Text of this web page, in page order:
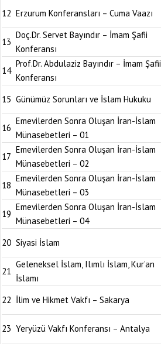
12 Erzurum Konferansları – Cuma Vaazı
13
Doç.Dr. Servet Bayındır – İmam Şafii
Konferansı
14
Prof.Dr. Abdulaziz Bayındır – İmam Şafii
Konferansı
15 Günümüz Sorunları ve İslam Hukuku
16
Emevilerden Sonra Oluşan İran-İslam
Münasebetleri – 01
17
Emevilerden Sonra Oluşan İran-İslam
Münasebetleri – 02
18
Emevilerden Sonra Oluşan İran-İslam
Münasebetleri – 03
19
Emevilerden Sonra Oluşan İran-İslam
Münasebetleri – 04
20 Siyasi İslam
21
Geleneksel İslam, Ilımlı İslam, Kur’an
İslamı
22 İlim ve Hikmet Vakfı – Sakarya
23 Yeryüzü Vakfı Konferansı – Antalya